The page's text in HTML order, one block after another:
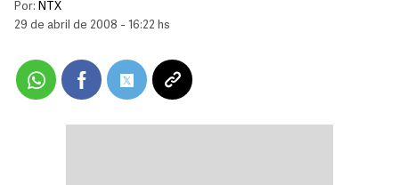
Por: NTX
29 de abril de 2008 - 16:22 hs